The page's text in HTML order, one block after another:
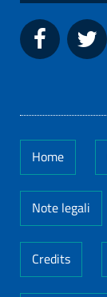
Home
Note legali
Credits